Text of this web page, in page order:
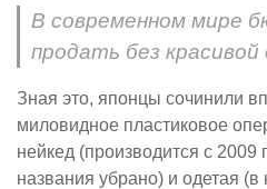
В современном мире
продать без красивой
Зная это, японцы сочинили
миловидное пластиковое
нейкед (производится c 2009
названия убрано) и одетая (в